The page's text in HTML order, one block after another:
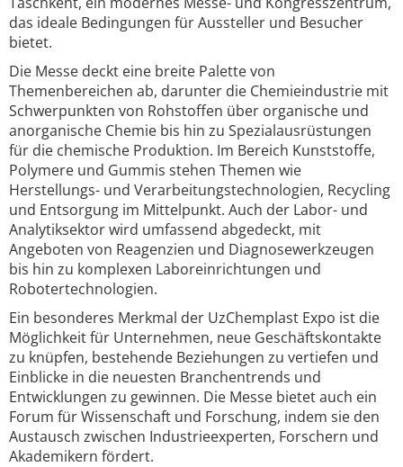
das ideale Bedingungen für Aussteller und Besucher
bietet.
Die Messe deckt eine breite Palette von
Themenbereichen ab, darunter die Chemieindustrie mit
Schwerpunkten von Rohstoffen über organische und
anorganische Chemie bis hin zu Spezialausrüstungen
für die chemische Produktion. Im Bereich Kunststoffe,
Polymere und Gummis stehen Themen wie
Herstellungs- und Verarbeitungstechnologien, Recycling
und Entsorgung im Mittelpunkt. Auch der Labor- und
Analytiksektor wird umfassend abgedeckt, mit
Angeboten von Reagenzien und Diagnosewerkzeugen
bis hin zu komplexen Laboreinrichtungen und
Robotertechnologien.
Ein besonderes Merkmal der UzChemplast Expo ist die
Möglichkeit für Unternehmen, neue Geschäftskontakte
zu knüpfen, bestehende Beziehungen zu vertiefen und
Einblicke in die neuesten Branchentrends und
Entwicklungen zu gewinnen. Die Messe bietet auch ein
Forum für Wissenschaft und Forschung, indem sie den
Austausch zwischen Industrieexperten, Forschern und
Akademikern fördert.